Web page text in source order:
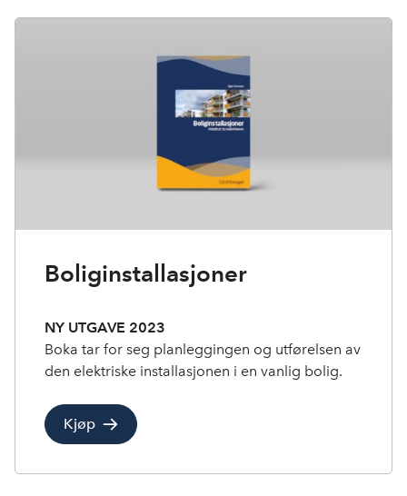
Boliginstallasjoner
NY UTGAVE 2023
Boka tar for seg planleggingen og utførelsen av
den elektriske installasjonen i en vanlig bolig.
Kjøp